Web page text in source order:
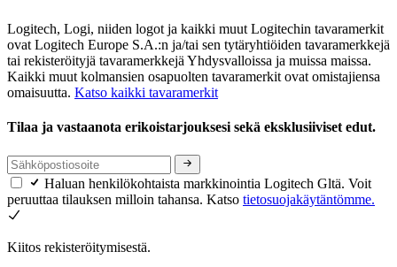
Logitech, Logi, niiden logot ja kaikki muut Logitechin tavaramerkit
ovat Logitech Europe S.A.:n ja/tai sen tytäryhtiöiden tavaramerkkejä
tai rekisteröityjä tavaramerkkejä Yhdysvalloissa ja muissa maissa.
Kaikki muut kolmansien osapuolten tavaramerkit ovat omistajiensa
omaisuutta. Katso kaikki tavaramerkit
Tilaa ja vastaanota erikoistarjouksesi sekä eksklusiiviset edut.
Haluan henkilökohtaista markkinointia Logitech Gltä. Voit
peruuttaa tilauksen milloin tahansa. Katso tietosuojakäytäntömme.
Kiitos rekisteröitymisestä.